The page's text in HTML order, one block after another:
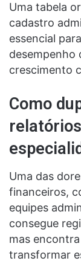
Uma tabela
cadastro
essencial
desempenho
crescimento
Como
Uma das
financeiros,
equipes
consegue
mas
transformar